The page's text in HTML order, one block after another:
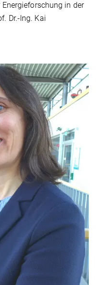
in der
Dr.-Ing. Kai